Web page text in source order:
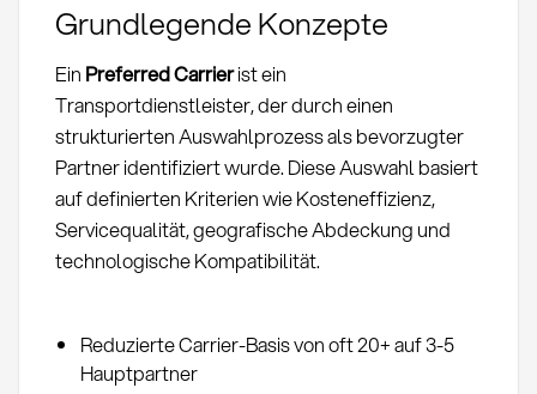
Grundlegende Konzepte
Ein Preferred Carrierist ein
Transportdienstleister, der durch einen
strukturierten Auswahlprozess als bevorzugter
Partner identifiziert wurde. Diese Auswahl basiert
auf definierten Kriterien wie Kosteneffizienz,
Servicequalität, geografische Abdeckung und
technologische Kompatibilität.
Reduzierte Carrier-Basis von oft 20+ auf 3-5
Hauptpartner